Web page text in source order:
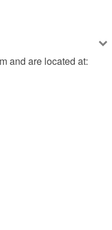
and are located at: